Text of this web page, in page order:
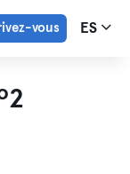
vous ES